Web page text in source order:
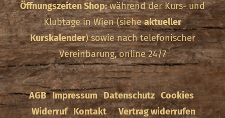
Öffnungszeiten Shop:während der Kurs- und
Klubtage in Wien (sieheaktueller
Kurskalender) sowie nach telefonischer
Vereinbarung, online 24/7
AGB Impressum Datenschutz Cookies
Widerruf Kontakt Vertrag widerrufen